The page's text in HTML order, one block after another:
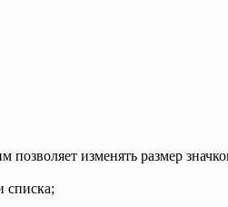
позволяет изменять размер
списка;